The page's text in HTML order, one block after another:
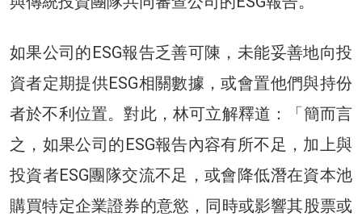
如果公司的ESG報告乏善可陳，未能妥善地向投
資者定期提供ESG相關數據，或會置他們與持份
者於不利位置。對此，林可立解釋道：「簡而言
之，如果公司的ESG報告內容有所不足，加上與
投資者ESG團隊交流不足，或會降低潛在資本池
購買特定企業證券的意慾，同時或影響其股票或